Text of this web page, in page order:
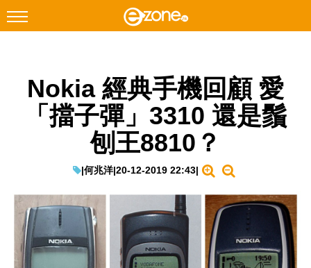
Facebook Instagram
科技焦點
教學評測
EduTech
IT Times
Nokia 經典手機回顧 愛
「擋子彈」3310 還是鬚
刨王8810？
|何兆洋|20-12-2019 22:43|